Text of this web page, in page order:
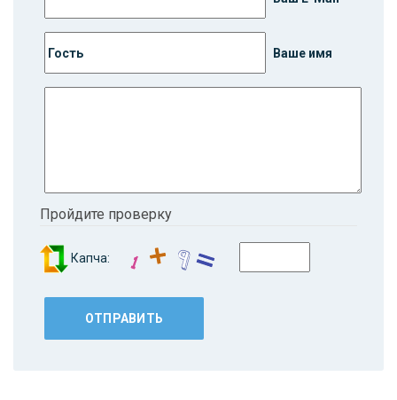
Ваше имя
Пройдите проверку
Капча: